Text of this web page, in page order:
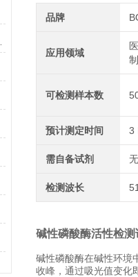
品牌
应用领域
可检测样本数
预计测定时间 3
需自备试剂
检测波长
碱性磷酸酶活性检测
碱性磷酸酶在碱性环境
收峰，通过吸光值变化